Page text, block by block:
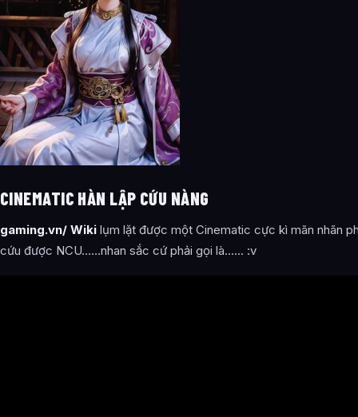
CINEMATIC HÀN LẬP CỨU NÀNG
gaming.vn/ Wiki lụm lặt được một Cinematic cực kì mãn nhãn
cứu được NCU……nhan sắc cứ phải gọi là…… :v